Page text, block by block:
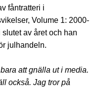
fåntratteri i
Volume 1: 2000-
av året och han
julhandeln.
att gnälla ut i media.
också. Jag tror på